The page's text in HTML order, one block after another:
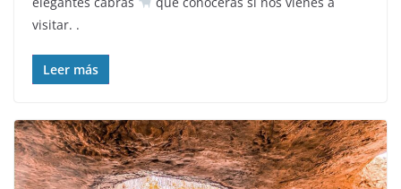
visitar. .
Leer más